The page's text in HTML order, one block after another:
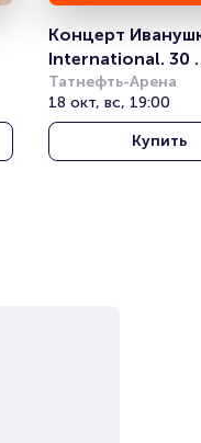
Концерт
International. 30
солнечных лет
Татнефть-Арена
18 окт, вс, 19:00
Купить